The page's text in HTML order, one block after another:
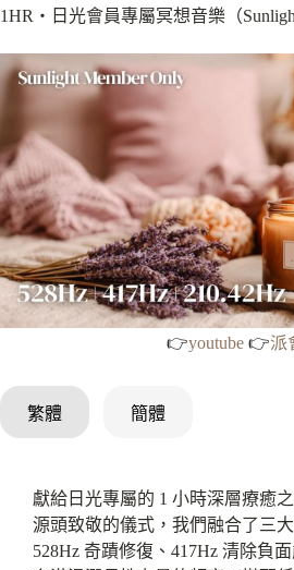
1HR‧日光會員專屬冥想音樂（
👉youtube👉派
繁體 簡體
獻給日光專屬的 1 小時深層療癒
源頭致敬的儀式，我們融合了三
528Hz 奇蹟修復、417Hz 清除負